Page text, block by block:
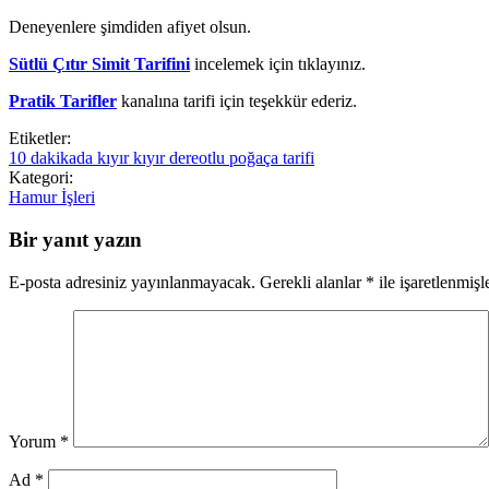
Deneyenlere şimdiden afiyet olsun.
Sütlü Çıtır Simit Tarifini incelemek için tıklayınız.
Pratik Tarifler kanalına tarifi için teşekkür ederiz.
Etiketler:
10 dakikada kıyır kıyır dereotlu poğaça tarifi
Kategori:
Hamur İşleri
Bir yanıt yazın
E-posta adresiniz yayınlanmayacak. Gerekli alanlar * ile
Yorum *
Ad *